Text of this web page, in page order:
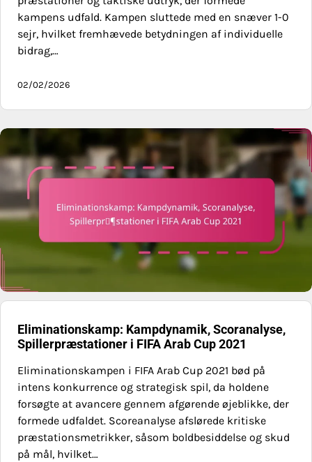
kampens udfald. Kampen sluttede med en snæver 1-0
sejr, hvilket fremhævede betydningen af individuelle
bidrag,…
02/02/2026
Eliminationskamp: Kampdynamik, Scoranalyse,
Spillerpræstationer i FIFA Arab Cup 2021
Eliminationskampen i FIFA Arab Cup 2021 bød på
intens konkurrence og strategisk spil, da holdene
forsøgte at avancere gennem afgørende øjeblikke, der
formede udfaldet. Scoreanalyse afslørede kritiske
præstationsmetrikker, såsom boldbesiddelse og skud
på mål, hvilket…